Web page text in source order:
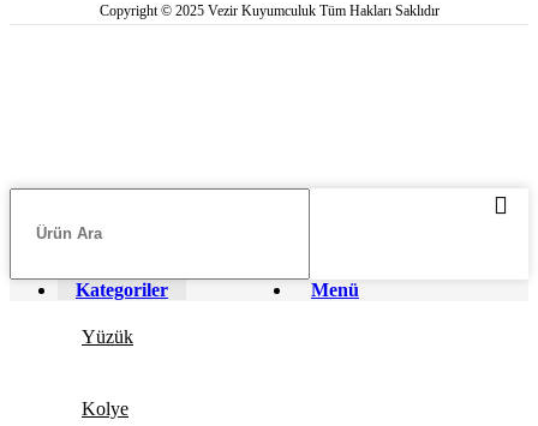
Copyright © 2025 Vezir Kuyumculuk Tüm Hakları Saklıdır
Menü
Kategoriler
Yüzük
Kolye